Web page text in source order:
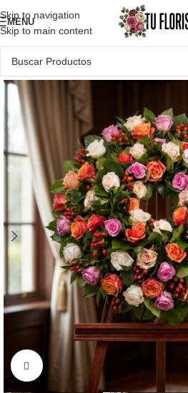
Skip to navigation
Skip to main content
MENU
Click to enlarge